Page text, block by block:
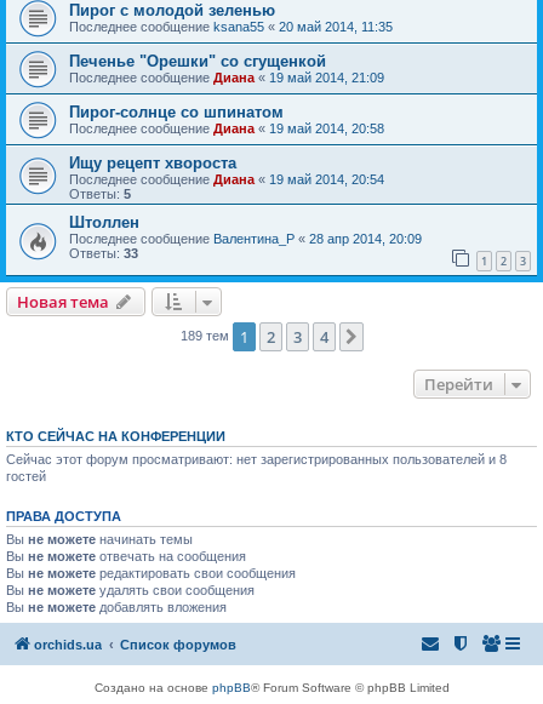
Пирог с молодой зеленью
Последнее сообщение ksana55 « 20 май 2014, 11:35
Печенье "Орешки" со сгущенкой
Последнее сообщение Диана« 19 май 2014, 21:09
Пирог-солнце со шпинатом
Последнее сообщение Диана« 19 май 2014, 20:58
Ищу рецепт хвороста
Последнее сообщение Диана« 19 май 2014, 20:54
Ответы: 5
Штоллен
Последнее сообщение Валентина_Р « 28 апр 2014, 20:09
Ответы: 33 1 2 3
Новая тема
189 тем 1 2 3 4
Перейти
КТО СЕЙЧАС НА КОНФЕРЕНЦИИ
Сейчас этот форум просматривают: нет зарегистрированных пользователей и 8
гостей
ПРАВА ДОСТУПА
Вы не можете начинать темы
Вы не можете отвечать на сообщения
Вы не можете редактировать свои сообщения
Вы не можете удалять свои сообщения
Вы не можете добавлять вложения
orchids.ua Список форумов
Создано на основе phpBB® Forum Software © phpBB Limited